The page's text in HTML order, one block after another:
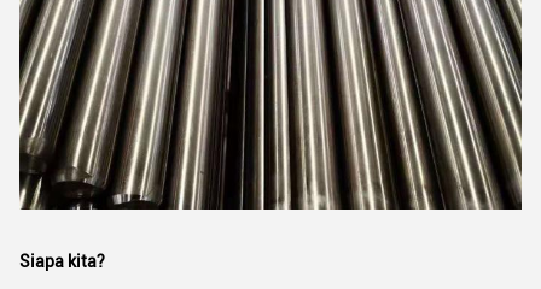
Siapa kita?